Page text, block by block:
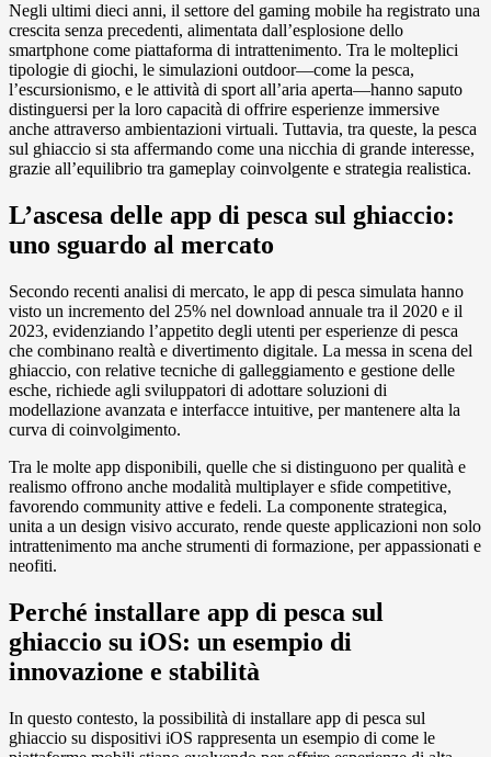
Negli ultimi dieci anni, il settore del gaming mobile ha registrato una
crescita senza precedenti, alimentata dall’esplosione dello
smartphone come piattaforma di intrattenimento. Tra le molteplici
tipologie di giochi, le simulazioni outdoor—come la pesca,
l’escursionismo, e le attività di sport all’aria aperta—hanno saputo
distinguersi per la loro capacità di offrire esperienze immersive
anche attraverso ambientazioni virtuali. Tuttavia, tra queste, la pesca
sul ghiaccio si sta affermando come una nicchia di grande interesse,
grazie all’equilibrio tra gameplay coinvolgente e strategia realistica.
L’ascesa delle app di pesca sul ghiaccio:
uno sguardo al mercato
Secondo recenti analisi di mercato, le app di pesca simulata hanno
visto un incremento del 25% nel download annuale tra il 2020 e il
2023, evidenziando l’appetito degli utenti per esperienze di pesca
che combinano realtà e divertimento digitale. La messa in scena del
ghiaccio, con relative tecniche di galleggiamento e gestione delle
esche, richiede agli sviluppatori di adottare soluzioni di
modellazione avanzata e interfacce intuitive, per mantenere alta la
curva di coinvolgimento.
Tra le molte app disponibili, quelle che si distinguono per qualità e
realismo offrono anche modalità multiplayer e sfide competitive,
favorendo community attive e fedeli. La componente strategica,
unita a un design visivo accurato, rende queste applicazioni non solo
intrattenimento ma anche strumenti di formazione, per appassionati e
neofiti.
Perché installare app di pesca sul
ghiaccio su iOS: un esempio di
innovazione e stabilità
In questo contesto, la possibilità di installare app di pesca sul
ghiaccio su dispositivi iOS rappresenta un esempio di come le